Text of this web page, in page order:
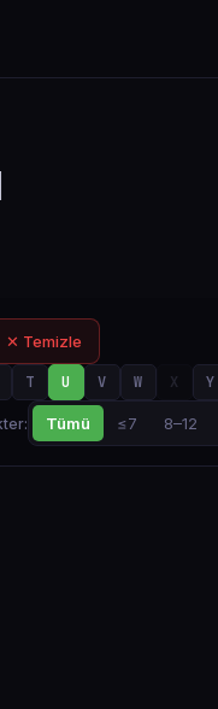
✕ Temizle
T U V W X Y
Tümü ≤7 8–12